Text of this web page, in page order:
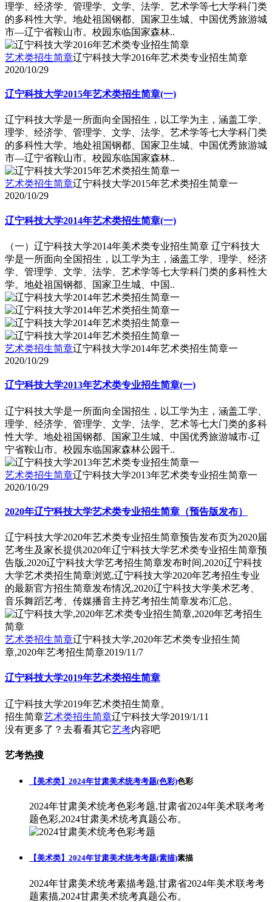
理学、经济学、管理学、文学、法学、艺术学等七大学科门类
的多科性大学。地处祖国钢都、国家卫生城、中国优秀旅游城
市―辽宁省鞍山市。校园东临国家森林..
艺术类招生简章辽宁科技大学2016年艺术类专业招生简章
2020/10/29
辽宁科技大学2015年艺术类招生简章(一)
辽宁科技大学是一所面向全国招生，以工学为主，涵盖工学、
理学、经济学、管理学、文学、法学、艺术学等七大学科门类
的多科性大学。地处祖国钢都、国家卫生城、中国优秀旅游城
市―辽宁省鞍山市。校园东临国家森林..
艺术类招生简章辽宁科技大学2015年艺术类招生简章一
2020/10/29
辽宁科技大学2014年艺术类招生简章(一)
（一）辽宁科技大学2014年美术类专业招生简章 辽宁科技大
学是一所面向全国招生，以工学为主，涵盖工学、理学、经济
学、管理学、文学、法学、艺术学等七大学科门类的多科性大
学。地处祖国钢都、国家卫生城、中国..
艺术类招生简章辽宁科技大学2014年艺术类招生简章一
2020/10/29
辽宁科技大学2013年艺术类专业招生简章(一)
辽宁科技大学是一所面向全国招生，以工学为主，涵盖工学、
理学、经济学、管理学、文学、法学、艺术等七大门类的多科
性大学。地处祖国钢都、国家卫生城、中国优秀旅游城市-辽
宁省鞍山市。校园东临国家森林公园千..
艺术类招生简章辽宁科技大学2013年艺术类专业招生简章一
2020/10/29
2020年辽宁科技大学艺术类专业招生简章（预告版发布）
辽宁科技大学2020年艺术类专业招生简章预告发布页为2020届
艺考生及家长提供2020年辽宁科技大学艺术类专业招生简章预
告版,2020辽宁科技大学艺考招生简章发布时间,2020辽宁科技
大学艺术类招生简章浏览,辽宁科技大学2020年艺考招生专业
的最新官方招生简章发布情况,2020辽宁科技大学美术艺考、
音乐舞蹈艺考、传媒播音主持艺考招生简章发布汇总。
艺术类招生简章辽宁科技大学,2020年艺术类专业招生简
章,2020年艺考招生简章2019/11/7
辽宁科技大学2019年艺术类招生简章
辽宁科技大学2019年艺术类招生简章。
招生简章艺术类招生简章辽宁科技大学2019/1/11
没有更多了？去看看其它艺考内容吧
艺考热搜
【美术类】2024年甘肃美术统考考题(色彩)色彩
2024年甘肃美术统考色彩考题,甘肃省2024年美术联考考
题色彩,2024甘肃美术统考真题公布。
【美术类】2024年甘肃美术统考考题(素描)素描
2024年甘肃美术统考素描考题,甘肃省2024年美术联考考
题素描,2024甘肃美术统考真题公布。